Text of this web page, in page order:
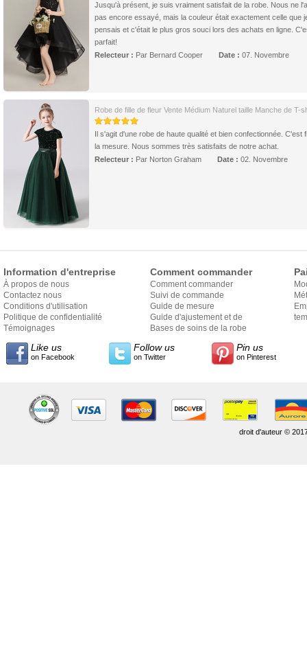
Jusqu'à présent, je suis vraiment satisfait de la robe. Nous ne
pas encore essayé, mais la couleur était exactement celle que
pensais et c'était le plus gros souci lors des achats en ligne.
parfait!
Relecteur : Par Bernard Cooper Date : 07. Novembre
Robe de fille de fleur Vente Médium Naturel taille Manche de T-
Il s'agit d'une robe de haute qualité et bien confectionnée. C'est
la mesure. Nous sommes très satisfaits de notre achat.
Relecteur : Par Norton Graham Date : 02. Novembre
Information d'entreprise
À propos de nous
Contactez nous
Conditions d'utilisation
Politique de confidentialité
Témoignages
Comment commander
Comment commander
Suivi de commande
Guide de mesure
Guide d'ajustement et de
style
Bases de soins de la robe
Like us
on Facebook
Follow us
on Twitter
Pin us
on Pinterest
droit d'auteur ©